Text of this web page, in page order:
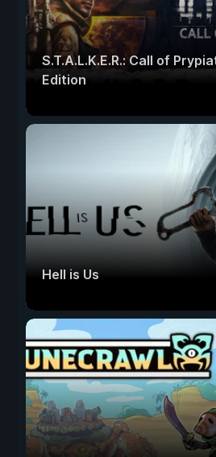
S.T.A.L.K.E.R.: Call of
Edition
Hell is Us